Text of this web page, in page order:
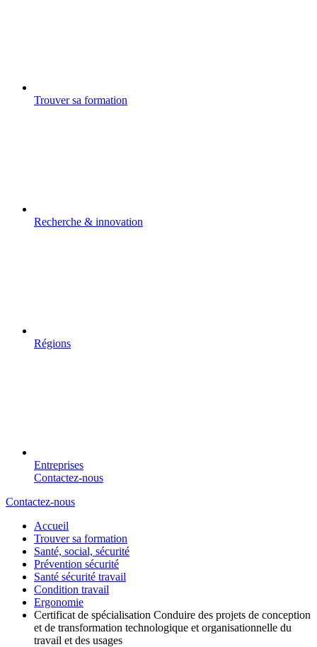
Trouver sa formation
Recherche & innovation
Régions
Entreprises
Contactez-nous
Contactez-nous
Accueil
Trouver sa formation
Santé, social, sécurité
Prévention sécurité
Santé sécurité travail
Condition travail
Ergonomie
Certificat de spécialisation Conduire des projets de conception
et de transformation technologique et organisationnelle du
travail et des usages